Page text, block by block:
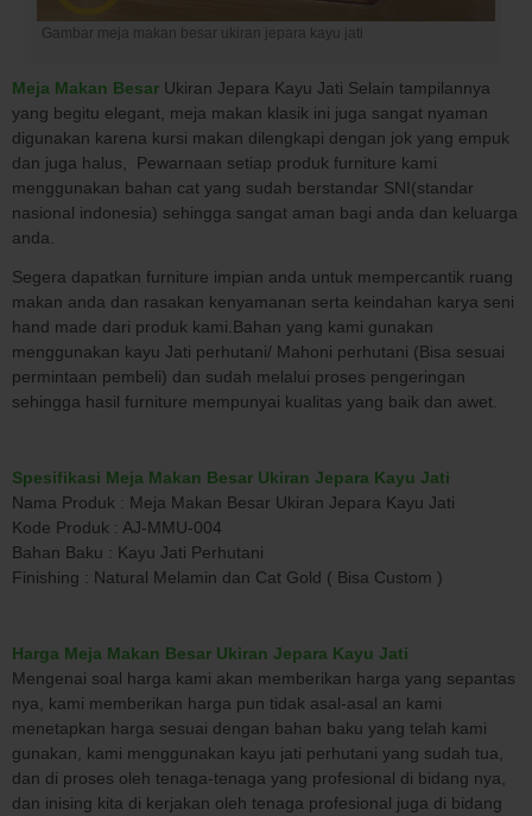
Gambar meja makan besar ukiran jepara kayu jati
Meja Makan Besar Ukiran Jepara Kayu Jati Selain tampilannya
yang begitu elegant, meja makan klasik ini juga sangat nyaman
digunakan karena kursi makan dilengkapi dengan jok yang empuk
dan juga halus, Pewarnaan setiap produk furniture kami
menggunakan bahan cat yang sudah berstandar SNI(standar
nasional indonesia) sehingga sangat aman bagi anda dan keluarga
anda.
Segera dapatkan furniture impian anda untuk mempercantik ruang
makan anda dan rasakan kenyamanan serta keindahan karya seni
hand made dari produk kami.Bahan yang kami gunakan
menggunakan kayu Jati perhutani/ Mahoni perhutani (Bisa sesuai
permintaan pembeli) dan sudah melalui proses pengeringan
sehingga hasil furniture mempunyai kualitas yang baik dan awet.
Spesifikasi Meja Makan Besar Ukiran Jepara Kayu Jati
Nama Produk : Meja Makan Besar Ukiran Jepara Kayu Jati
Kode Produk : AJ-MMU-004
Bahan Baku : Kayu Jati Perhutani
Finishing : Natural Melamin dan Cat Gold ( Bisa Custom )
Harga Meja Makan Besar Ukiran Jepara Kayu Jati
Mengenai soal harga kami akan memberikan harga yang sepantas
nya, kami memberikan harga pun tidak asal-asal an kami
menetapkan harga sesuai dengan bahan baku yang telah kami
gunakan, kami menggunakan kayu jati perhutani yang sudah tua,
dan di proses oleh tenaga-tenaga yang profesional di bidang nya,
dan inising kita di kerjakan oleh tenaga profesional juga di bidang